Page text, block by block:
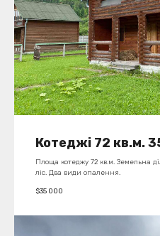
Котеджі 72 кв.м.
Площа котеджу 72 кв.м. Земельна
ліс. Два види опалення.
$35 000